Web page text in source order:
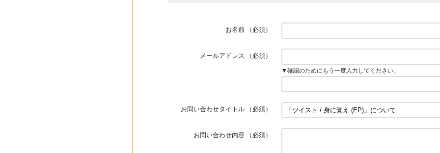
お名前 （必須）
メールアドレス （必須）
▼確認のためにもう一度入力してください。
お問い合わせタイトル （必須）
お問い合わせ内容 （必須）